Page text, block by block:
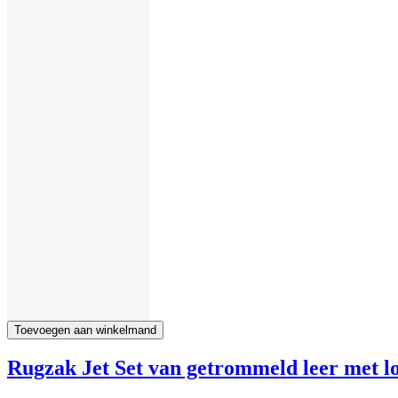
Toevoegen aan winkelmand
Rugzak Jet Set van getrommeld leer met